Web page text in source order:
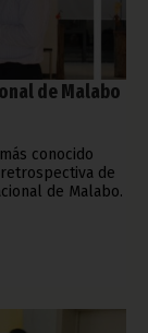
de Malabo
conocido
de
de Malabo.